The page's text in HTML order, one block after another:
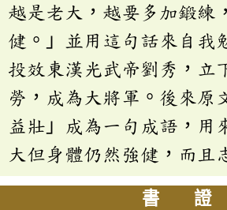
越是老大，越要多加鍛練
健。」並用這句話來自我
投效東漢光武帝劉秀，立
勞，成為大將軍。後來原
益壯」成為一句成語，用
大但身體仍然強健，而且
書 證